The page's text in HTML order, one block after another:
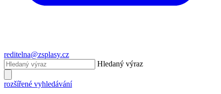
reditelna@zsplasy.cz
Hledaný výraz
rozšířené vyhledávání